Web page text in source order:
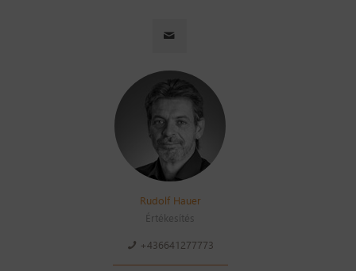
Rudolf Hauer
Értékesítés
+436641277773